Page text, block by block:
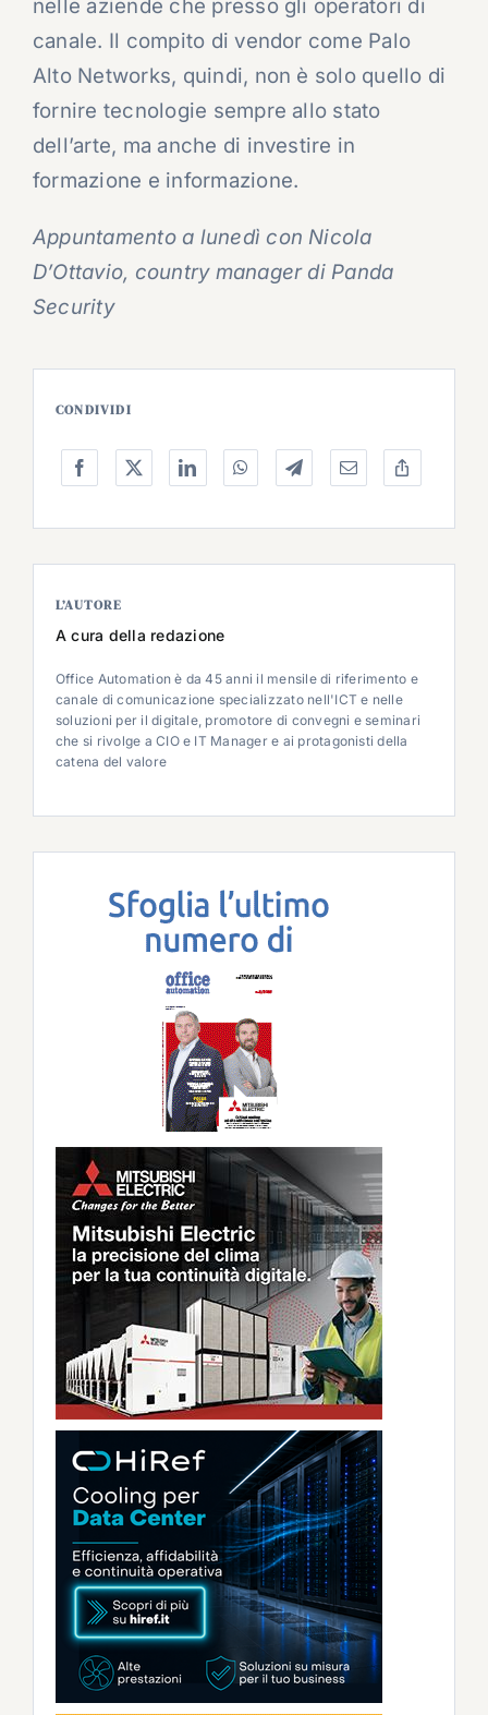
nelle aziende che presso gli operatori di
canale. Il compito di vendor come Palo
Alto Networks, quindi, non è solo quello di
fornire tecnologie sempre allo stato
dell’arte, ma anche di investire in
formazione e informazione.
Appuntamento a lunedì con Nicola
D’Ottavio, country manager di Panda
Security
CONDIVIDI
L’AUTORE
A cura della redazione
Office Automation è da 45 anni il mensile di riferimento e
canale di comunicazione specializzato nell'ICT e nelle
soluzioni per il digitale, promotore di convegni e seminari
che si rivolge a CIO e IT Manager e ai protagonisti della
catena del valore